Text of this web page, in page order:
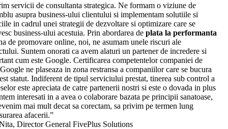
servicii de consultanta strategica. Ne formam o viziune de
asupra business-ului clientului si implementam solutiile si
in cadrul unei strategii de dezvoltare si optimizare care se
business-ului acestuia. Prin abordarea de plata la performanta
de promovare online, noi, ne asumam unele riscuri ale
Suntem onorati ca avem alaturi un partener de incredere si
cum este Google. Certificarea competentelor companiei de
ne plaseaza in zona restransa a companiilor care se bucura
statut. Indiferent de tipul serviciului prestat, tinerea sub control a
este apreciata de catre partenerii nostri si este o dovada in plus
interesati in a avea o colaborare bazata pe principii sanatoase,
mai mult decat sa corectam, sa privim pe termen lung
afacerii.”
Director General FivePlus Solutions